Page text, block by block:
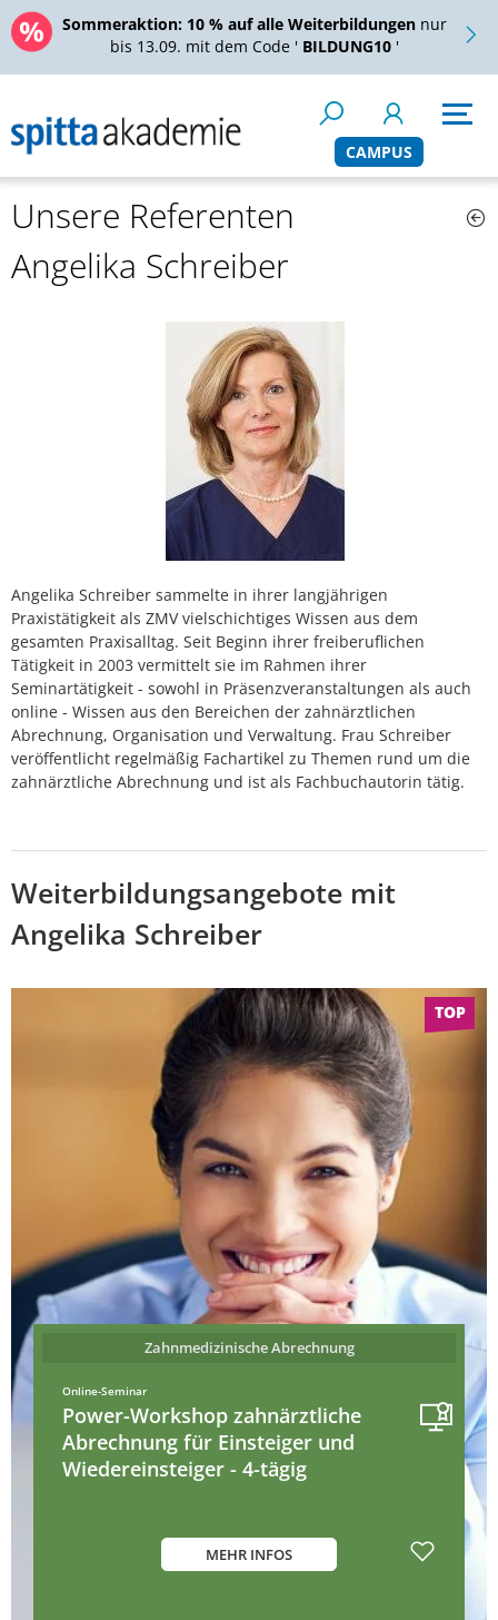
Sommeraktion: 10 % auf alle Weiterbildungen nur
bis 13.09. mit dem Code ' BILDUNG10 '
CAMPUS
Unsere Referenten
Angelika Schreiber
Angelika Schreiber sammelte in ihrer langjährigen
Praxistätigkeit als ZMV vielschichtiges Wissen aus dem
gesamten Praxisalltag. Seit Beginn ihrer freiberuflichen
Tätigkeit in 2003 vermittelt sie im Rahmen ihrer
Seminartätigkeit - sowohl in Präsenzveranstaltungen als auch
online - Wissen aus den Bereichen der zahnärztlichen
Abrechnung, Organisation und Verwaltung. Frau Schreiber
veröffentlicht regelmäßig Fachartikel zu Themen rund um die
zahnärztliche Abrechnung und ist als Fachbuchautorin tätig.
Weiterbildungsangebote mit
Angelika Schreiber
TOP
Zahnmedizinische Abrechnung
Online-Seminar
Power-Workshop zahnärztliche
Abrechnung für Einsteiger und
Wiedereinsteiger - 4-tägig
MEHR INFOS